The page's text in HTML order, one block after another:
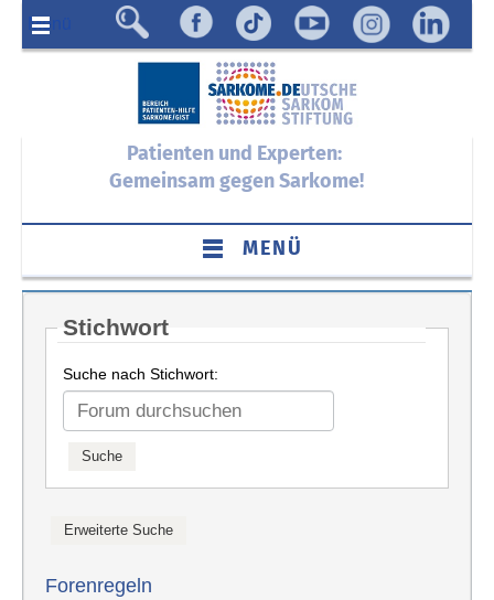
Menü
Patienten und Experten:
Gemeinsam gegen Sarkome!
MENÜ
Stichwort
Suche nach Stichwort:
Forenregeln